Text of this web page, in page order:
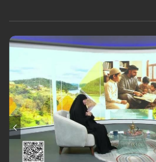
فتعلمي الفرق بين خوفه وقلقه وتوتره